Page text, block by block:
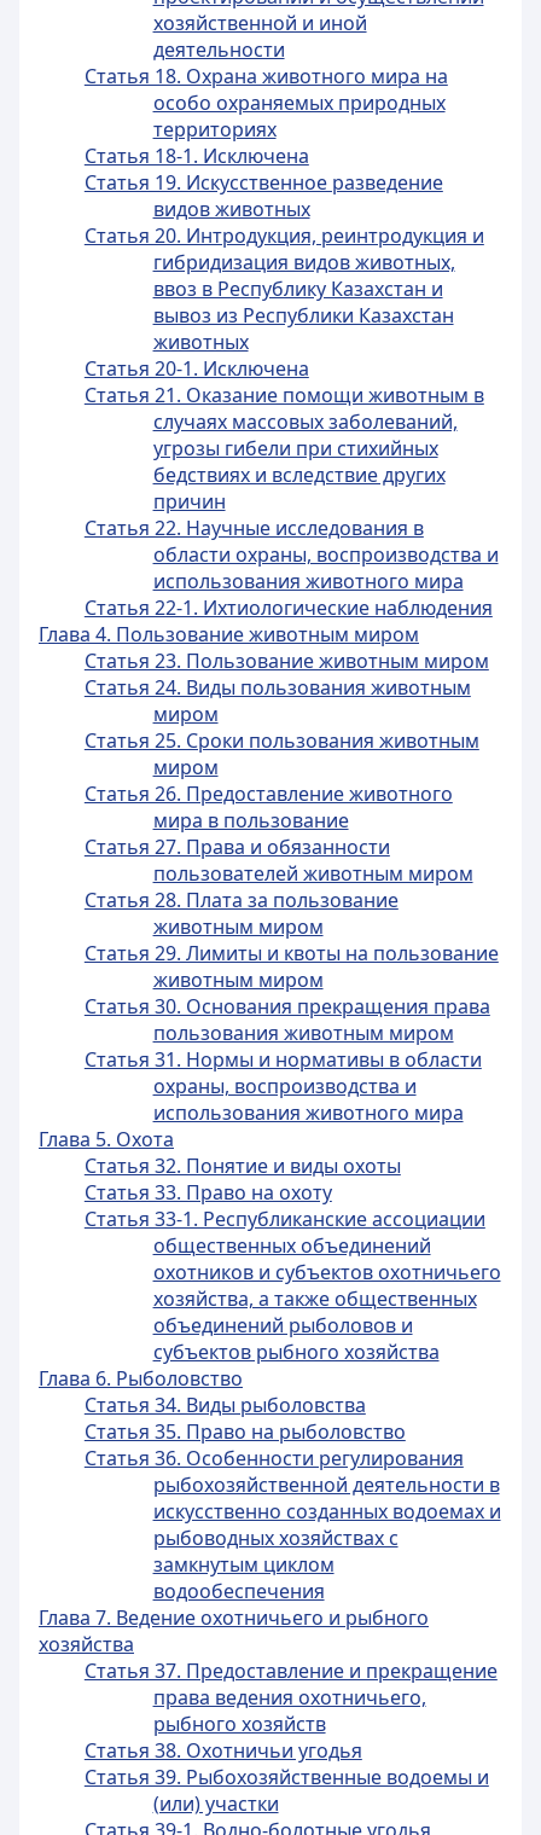
хозяйственной и иной
деятельности
Статья 18. Охрана животного мира на
особо охраняемых природных
территориях
Статья 18-1. Исключена
Статья 19. Искусственное разведение
видов животных
Статья 20. Интродукция, реинтродукция и
гибридизация видов животных,
ввоз в Республику Казахстан и
вывоз из Республики Казахстан
животных
Статья 20-1. Исключена
Статья 21. Оказание помощи животным в
случаях массовых заболеваний,
угрозы гибели при стихийных
бедствиях и вследствие других
причин
Статья 22. Научные исследования в
области охраны, воспроизводства и
использования животного мира
Статья 22-1. Ихтиологические наблюдения
Глава 4. Пользование животным миром
Статья 23. Пользование животным миром
Статья 24. Виды пользования животным
миром
Статья 25. Сроки пользования животным
миром
Статья 26. Предоставление животного
мира в пользование
Статья 27. Права и обязанности
пользователей животным миром
Статья 28. Плата за пользование
животным миром
Статья 29. Лимиты и квоты на пользование
животным миром
Статья 30. Основания прекращения права
пользования животным миром
Статья 31. Нормы и нормативы в области
охраны, воспроизводства и
использования животного мира
Глава 5. Охота
Статья 32. Понятие и виды охоты
Статья 33. Право на охоту
Статья 33-1. Республиканские ассоциации
общественных объединений
охотников и субъектов охотничьего
хозяйства, а также общественных
объединений рыболовов и
субъектов рыбного хозяйства
Глава 6. Рыболовство
Статья 34. Виды рыболовства
Статья 35. Право на рыболовство
Статья 36. Особенности регулирования
рыбохозяйственной деятельности в
искусственно созданных водоемах и
рыбоводных хозяйствах с
замкнутым циклом
водообеспечения
Глава 7. Ведение охотничьего и рыбного
хозяйства
Статья 37. Предоставление и прекращение
права ведения охотничьего,
рыбного хозяйств
Статья 38. Охотничьи угодья
Статья 39. Рыбохозяйственные водоемы и
(или) участки